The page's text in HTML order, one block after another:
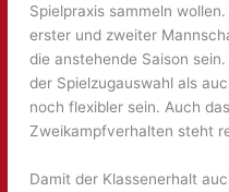
Spielpraxis sammeln
erster und zweiter
die anstehende Saison
der Spielzugauswahl als
noch flexibler sein. Auch
Zweikampfverhalten steht
Damit der Klassenerhalt